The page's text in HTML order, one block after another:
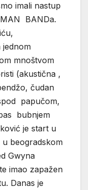
imali nastup
BANDa.
jednom
mnoštvom
(akustična ,
čudan
papučom,
bubnjem
je start u
u beogradskom
Gwyna
imao zapažen
Danas je